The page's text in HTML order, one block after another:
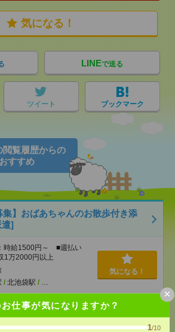
仕事が気になりますか？
1/10
×
気になる！
LINEで送る
ツイート ブックマーク
閲覧履歴からの
おすすめ
集】おばあちゃんのお散歩付き添
遣]
時給1500円～ ■週払い
万2000円以上
/ 北池袋駅 / …
気になる！
給3000円！10～16時＊残業ほぼな
事務[派遣]